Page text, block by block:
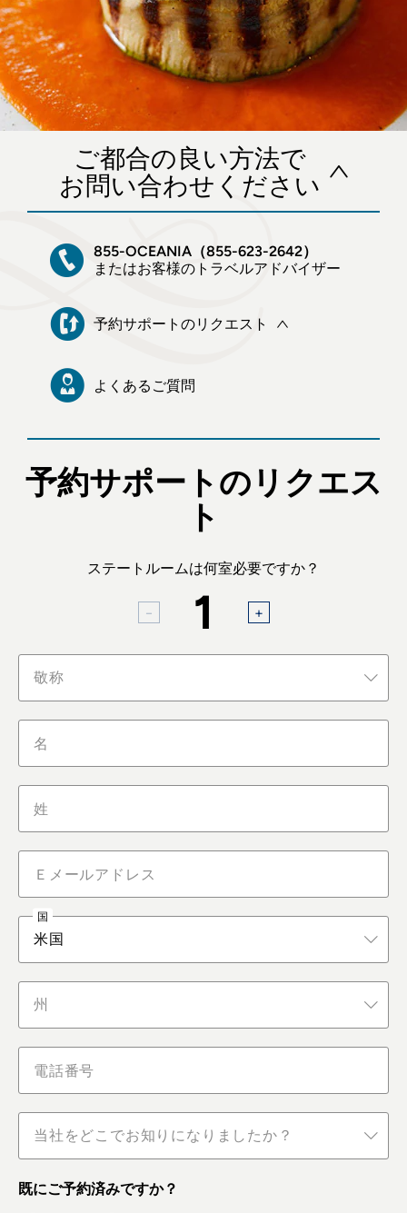
ご都合の良い方法で
お問い合わせください
855-OCEANIA（855-623-2642）
またはお客様のトラベルアドバイザー
予約サポートのリクエスト
よくあるご質問
予約サポートのリクエス
ト
ステートルームは何室必要ですか？
1
敬称
国
米国
州
当社をどこでお知りになりましたか？
既にご予約済みですか？